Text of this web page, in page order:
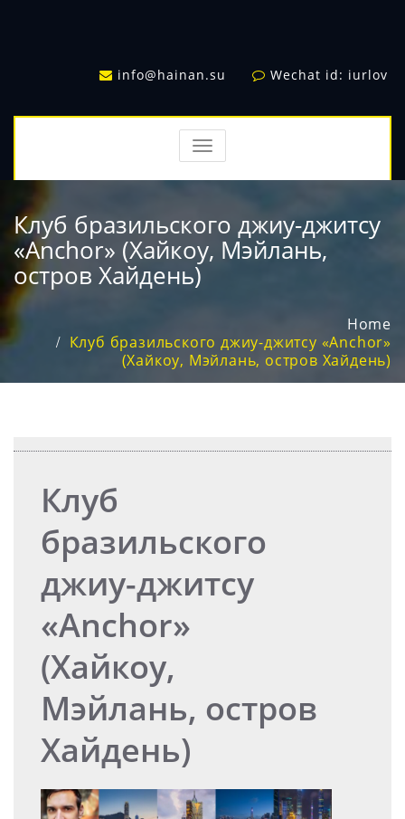
info@hainan.su Wechat id: iurlov
TOGGLE
NAVIGATION
Клуб бразильского джиу-джитсу
«Anchor» (Хайкоу, Мэйлань,
остров Хайдень)
Home
Клуб бразильского джиу-джитсу «Anchor»
(Хайкоу, Мэйлань, остров Хайдень)
Клуб
бразильского
джиу-джитсу
«Anchor»
(Хайкоу,
Мэйлань, остров
Хайдень)